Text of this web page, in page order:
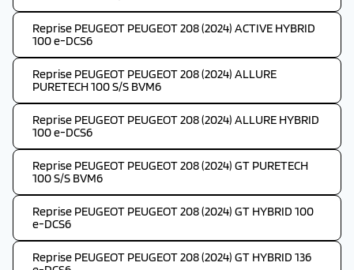
Reprise PEUGEOT PEUGEOT 208 (2024) ACTIVE HYBRID
100 e-DCS6
Reprise PEUGEOT PEUGEOT 208 (2024) ALLURE
PURETECH 100 S/S BVM6
Reprise PEUGEOT PEUGEOT 208 (2024) ALLURE HYBRID
100 e-DCS6
Reprise PEUGEOT PEUGEOT 208 (2024) GT PURETECH
100 S/S BVM6
Reprise PEUGEOT PEUGEOT 208 (2024) GT HYBRID 100
e-DCS6
Reprise PEUGEOT PEUGEOT 208 (2024) GT HYBRID 136